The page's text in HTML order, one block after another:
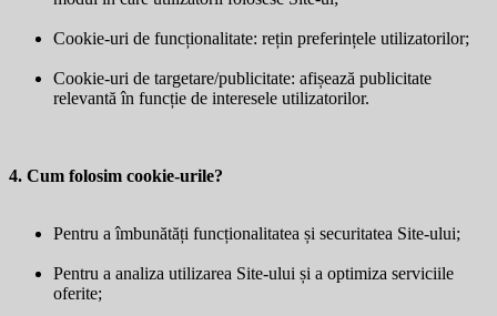
Cookie-uri de funcționalitate: rețin preferințele utilizatorilor;
Cookie-uri de targetare/publicitate: afișează publicitate
relevantă în funcție de interesele utilizatorilor.
4. Cum folosim cookie-urile?
Pentru a îmbunătăți funcționalitatea și securitatea Site-ului;
Pentru a analiza utilizarea Site-ului și a optimiza serviciile
oferite;